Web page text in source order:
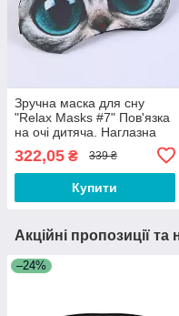
Зручна маска для сну
"Relax Masks #7" Пов'язка
на очі дитяча. Наглазна
322,05 ₴ 339 ₴
Купити
Акційні пропозиції та
–24%